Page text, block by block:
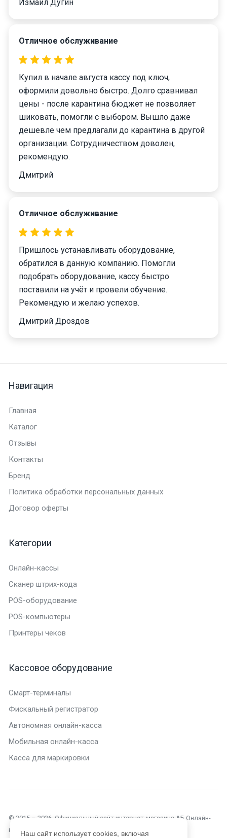
Измаил Дугин
Отличное обслуживание
Купил в начале августа кассу под ключ,
оформили довольно быстро. Долго сравнивал
цены - после карантина бюджет не позволяет
шиковать, помогли с выбором. Вышло даже
дешевле чем предлагали до карантина в другой
организации. Сотрудничеством доволен,
рекомендую.
Дмитрий
Отличное обслуживание
Пришлось устанавливать оборудование,
обратился в данную компанию. Помогли
подобрать оборудование, кассу быстро
поставили на учёт и провели обучение.
Рекомендую и желаю успехов.
Дмитрий Дроздов
Навигация
Главная
Каталог
Отзывы
Контакты
Бренд
Политика обработки персональных данных
Договор оферты
Категории
Онлайн-кассы
Сканер штрих-кода
POS-оборудование
POS-компьютеры
Принтеры чеков
Кассовое оборудование
Смарт-терминалы
Фискальный регистратор
Автономная онлайн-касса
Мобильная онлайн-касса
Касса для маркировки
© 2015 – 2026. Официальный сайт интернет-магазина АБ Онлайн-
касса в Симферополе. Текущий сайт является объектом
Наш сайт использует cookies, включая